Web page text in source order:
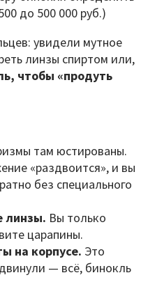
увидели мутное
линзы спиртом или,
чтобы «продуть
там юстированы.
«раздвоится», и вы
без специального
линзы. Вы только
царапины.
на корпусе. Это
— всё, бинокль